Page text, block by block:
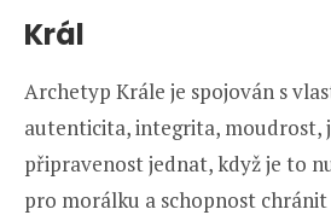
Král
Archetyp Krále je spojován s
autenticita, integrita, moudrost,
připravenost jednat, když je to
pro morálku a schopnost